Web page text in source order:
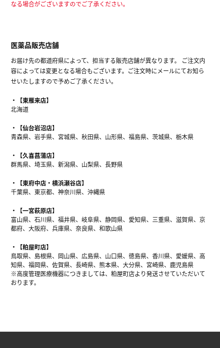
なる場合がございますのでご了承ください。
医薬品販売店舗
お届け先の都道府県によって、担当する販売店舗が異なります。 ご注文内
容によっては変更となる場合もございます。ご注文時にメールにてお知ら
せいたしますので予めご了承ください。
【東雁来店】
北海道
【仙台岩沼店】
青森県、岩手県、宮城県、秋田県、山形県、福島県、茨城県、栃木県
【久喜菖蒲店】
群馬県、埼玉県、新潟県、山梨県、長野県
【東府中店・横浜瀬谷店】
千葉県、東京都、神奈川県、沖縄県
【一宮萩原店】
富山県、石川県、福井県、岐阜県、静岡県、愛知県、三重県、滋賀県、京
都府、大阪府、兵庫県、奈良県、和歌山県
【粕屋町店】
鳥取県、島根県、岡山県、広島県、山口県、徳島県、香川県、愛媛県、高
知県、福岡県、佐賀県、長崎県、熊本県、大分県、宮崎県、鹿児島県
※高度管理医療機器につきましては、粕屋町店より発送させていただいて
おります。